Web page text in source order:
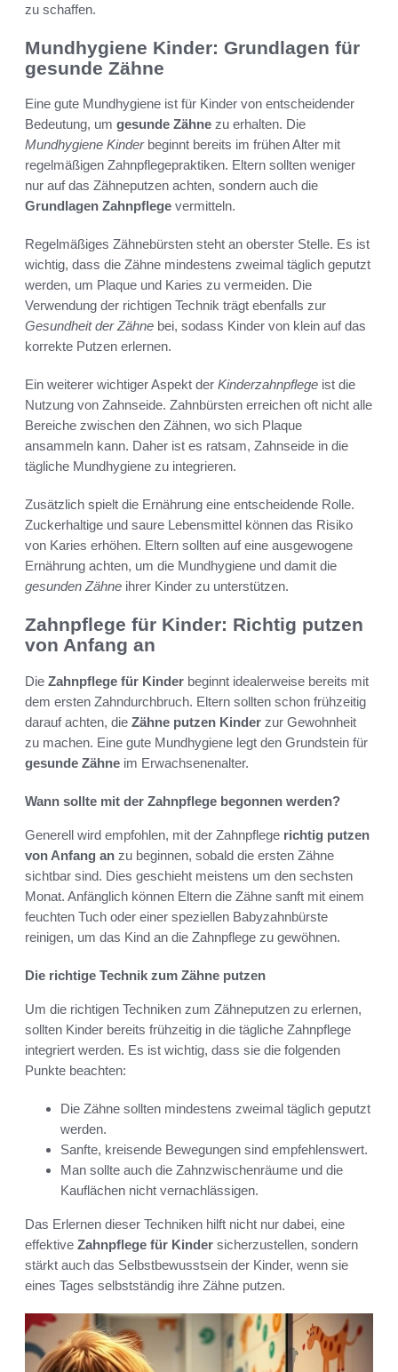
zu schaffen.
Mundhygiene Kinder: Grundlagen für
gesunde Zähne
Eine gute Mundhygiene ist für Kinder von entscheidender
Bedeutung, um gesunde Zähne zu erhalten. Die
Mundhygiene Kinderbeginnt bereits im frühen Alter mit
regelmäßigen Zahnpflegepraktiken. Eltern sollten weniger
nur auf das Zähneputzen achten, sondern auch die
Grundlagen Zahnpflege vermitteln.
Regelmäßiges Zähnebürsten steht an oberster Stelle. Es ist
wichtig, dass die Zähne mindestens zweimal täglich geputzt
werden, um Plaque und Karies zu vermeiden. Die
Verwendung der richtigen Technik trägt ebenfalls zur
Gesundheit der Zähne bei, sodass Kinder von klein auf das
korrekte Putzen erlernen.
Ein weiterer wichtiger Aspekt der Kinderzahnpflege ist die
Nutzung von Zahnseide. Zahnbürsten erreichen oft nicht alle
Bereiche zwischen den Zähnen, wo sich Plaque
ansammeln kann. Daher ist es ratsam, Zahnseide in die
tägliche Mundhygiene zu integrieren.
Zusätzlich spielt die Ernährung eine entscheidende Rolle.
Zuckerhaltige und saure Lebensmittel können das Risiko
von Karies erhöhen. Eltern sollten auf eine ausgewogene
Ernährung achten, um die Mundhygiene und damit die
gesunden Zähne ihrer Kinder zu unterstützen.
Zahnpflege für Kinder: Richtig putzen
von Anfang an
Die Zahnpflege für Kinder beginnt idealerweise bereits mit
dem ersten Zahndurchbruch. Eltern sollten schon frühzeitig
darauf achten, die Zähne putzen Kinder zur Gewohnheit
zu machen. Eine gute Mundhygiene legt den Grundstein für
gesunde Zähne im Erwachsenenalter.
Wann sollte mit der Zahnpflege begonnen werden?
Generell wird empfohlen, mit der Zahnpflege richtig putzen
von Anfang an zu beginnen, sobald die ersten Zähne
sichtbar sind. Dies geschieht meistens um den sechsten
Monat. Anfänglich können Eltern die Zähne sanft mit einem
feuchten Tuch oder einer speziellen Babyzahnbürste
reinigen, um das Kind an die Zahnpflege zu gewöhnen.
Die richtige Technik zum Zähne putzen
Um die richtigen Techniken zum Zähneputzen zu erlernen,
sollten Kinder bereits frühzeitig in die tägliche Zahnpflege
integriert werden. Es ist wichtig, dass sie die folgenden
Punkte beachten:
Die Zähne sollten mindestens zweimal täglich geputzt
werden.
Sanfte, kreisende Bewegungen sind empfehlenswert.
Man sollte auch die Zahnzwischenräume und die
Kauflächen nicht vernachlässigen.
Das Erlernen dieser Techniken hilft nicht nur dabei, eine
effektive Zahnpflege für Kinder sicherzustellen, sondern
stärkt auch das Selbstbewusstsein der Kinder, wenn sie
eines Tages selbstständig ihre Zähne putzen.